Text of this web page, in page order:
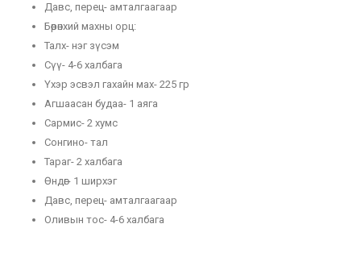
Давс, перец- амталгаагаар
Бөөрөнхий махны орц:
Талх- нэг зүсэм
Сүү- 4-6 халбага
Үхэр эсвэл гахайн мах- 225 гр
Агшаасан будаа- 1 аяга
Сармис- 2 хумс
Сонгино- тал
Тараг- 2 халбага
Өндөг- 1 ширхэг
Давс, перец- амталгаагаар
Оливын тос- 4-6 халбага